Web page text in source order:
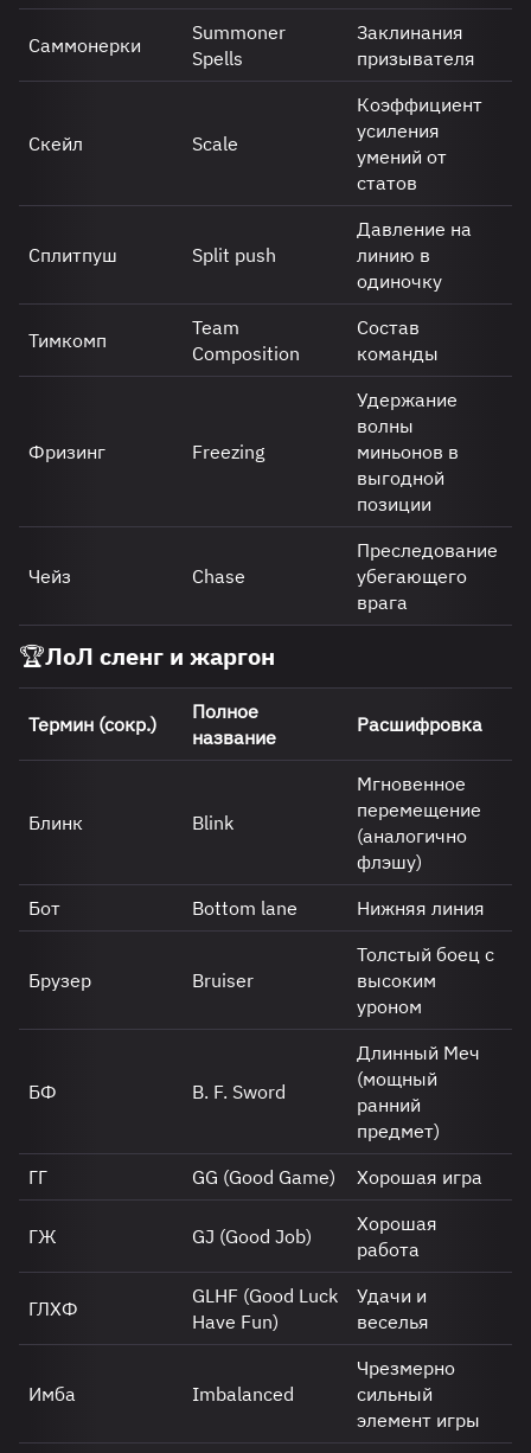
Саммонерки
Summoner
Spells
Заклинания
призывателя
Скейл Scale
Коэффициент
усиления
умений от
статов
Сплитпуш Split push
Давление на
линию в
одиночку
Тимкомп
Team
Composition
Состав
команды
Фризинг Freezing
Удержание
волны
миньонов в
выгодной
позиции
Чейз Chase
Преследование
убегающего
врага
🏆ЛоЛ сленг и жаргон
Термин (сокр.)
Полное
название
Расшифровка
Блинк Blink
Мгновенное
перемещение
(аналогично
флэшу)
Бот
Bottom lane Нижняя линия
Брузер Bruiser
Толстый боец с
высоким
уроном
БФ B. F. Sword
Длинный Меч
(мощный
ранний
предмет)
ГГ
GG (Good Game) Хорошая игра
ГЖ GJ (Good Job)
Хорошая
работа
ГЛХФ
GLHF (Good Luck
Have Fun)
Удачи и
веселья
Имба Imbalanced
Чрезмерно
сильный
элемент игры